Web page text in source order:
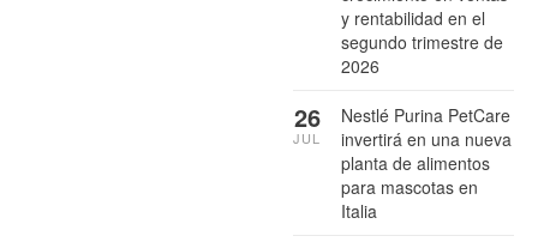
y rentabilidad en el
segundo trimestre de
2026
Nestlé Purina PetCare
invertirá en una nueva
planta de alimentos
para mascotas en
Italia
26
JUL